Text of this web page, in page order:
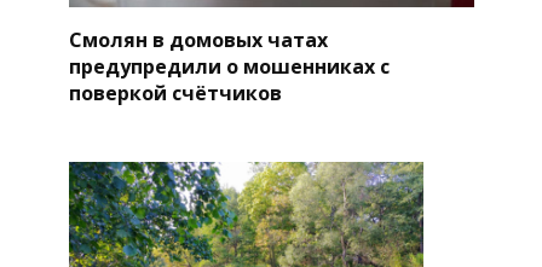
Смолян в домовых чатах
предупредили о мошенниках с
поверкой счётчиков